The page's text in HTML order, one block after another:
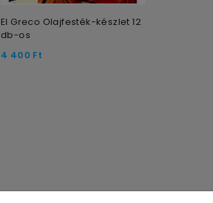
El Greco Olajfesték-készlet 12
db-os
4 400 Ft